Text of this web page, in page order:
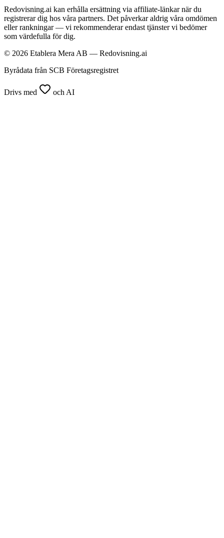
Redovisning.ai kan erhålla ersättning via affiliate-länkar när du
registrerar dig hos våra partners. Det påverkar aldrig våra omdömen
eller rankningar — vi rekommenderar endast tjänster vi bedömer
som värdefulla för dig.
© 2026 Etablera Mera AB — Redovisning.ai
Byrådata från SCB Företagsregistret
Drivs med och AI